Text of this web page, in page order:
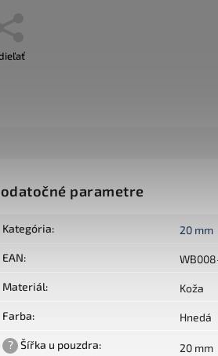
parametre
Kategória: 20 mm
EAN:
Materiál: Koža
Farba: Hnedá
? Šířka u pouzdra: 20 mm